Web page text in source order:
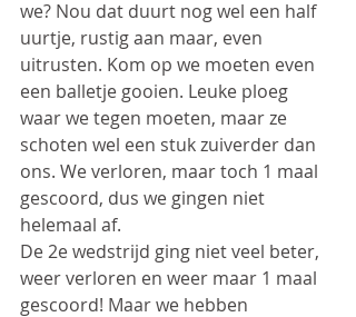
we? Nou dat duurt nog wel een half
uurtje, rustig aan maar, even
uitrusten. Kom op we moeten even
een balletje gooien. Leuke ploeg
waar we tegen moeten, maar ze
schoten wel een stuk zuiverder dan
ons. We verloren, maar toch 1 maal
gescoord, dus we gingen niet
helemaal af.
De 2e wedstrijd ging niet veel beter,
weer verloren en weer maar 1 maal
gescoord! Maar we hebben